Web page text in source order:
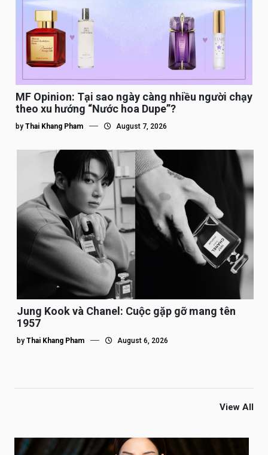
MF Opinion: Tại sao ngày càng nhiều người chạy
theo xu hướng “Nước hoa Dupe”?
by Thai Khang Pham August 7, 2026
Jung Kook và Chanel: Cuộc gặp gỡ mang tên
1957
by Thai Khang Pham August 6, 2026
View All